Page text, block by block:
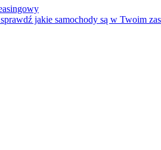
jakie samochody są w Twoim